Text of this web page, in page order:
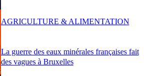
La guerre des eaux minérales françaises fait
des vagues à Bruxelles
AGRICULTURE & ALIMENTATION